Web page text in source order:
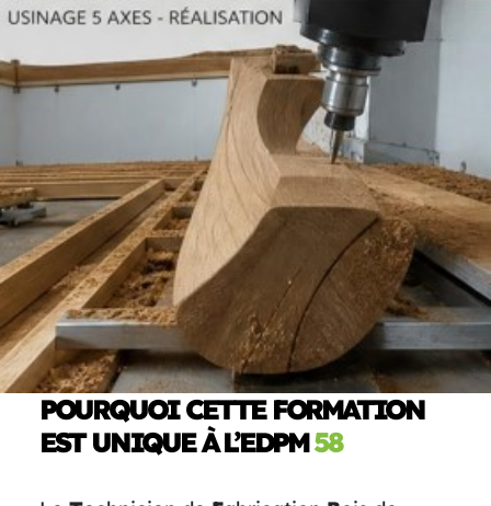
POURQUOI CETTE FORMATION
EST UNIQUE À L’EDPM58